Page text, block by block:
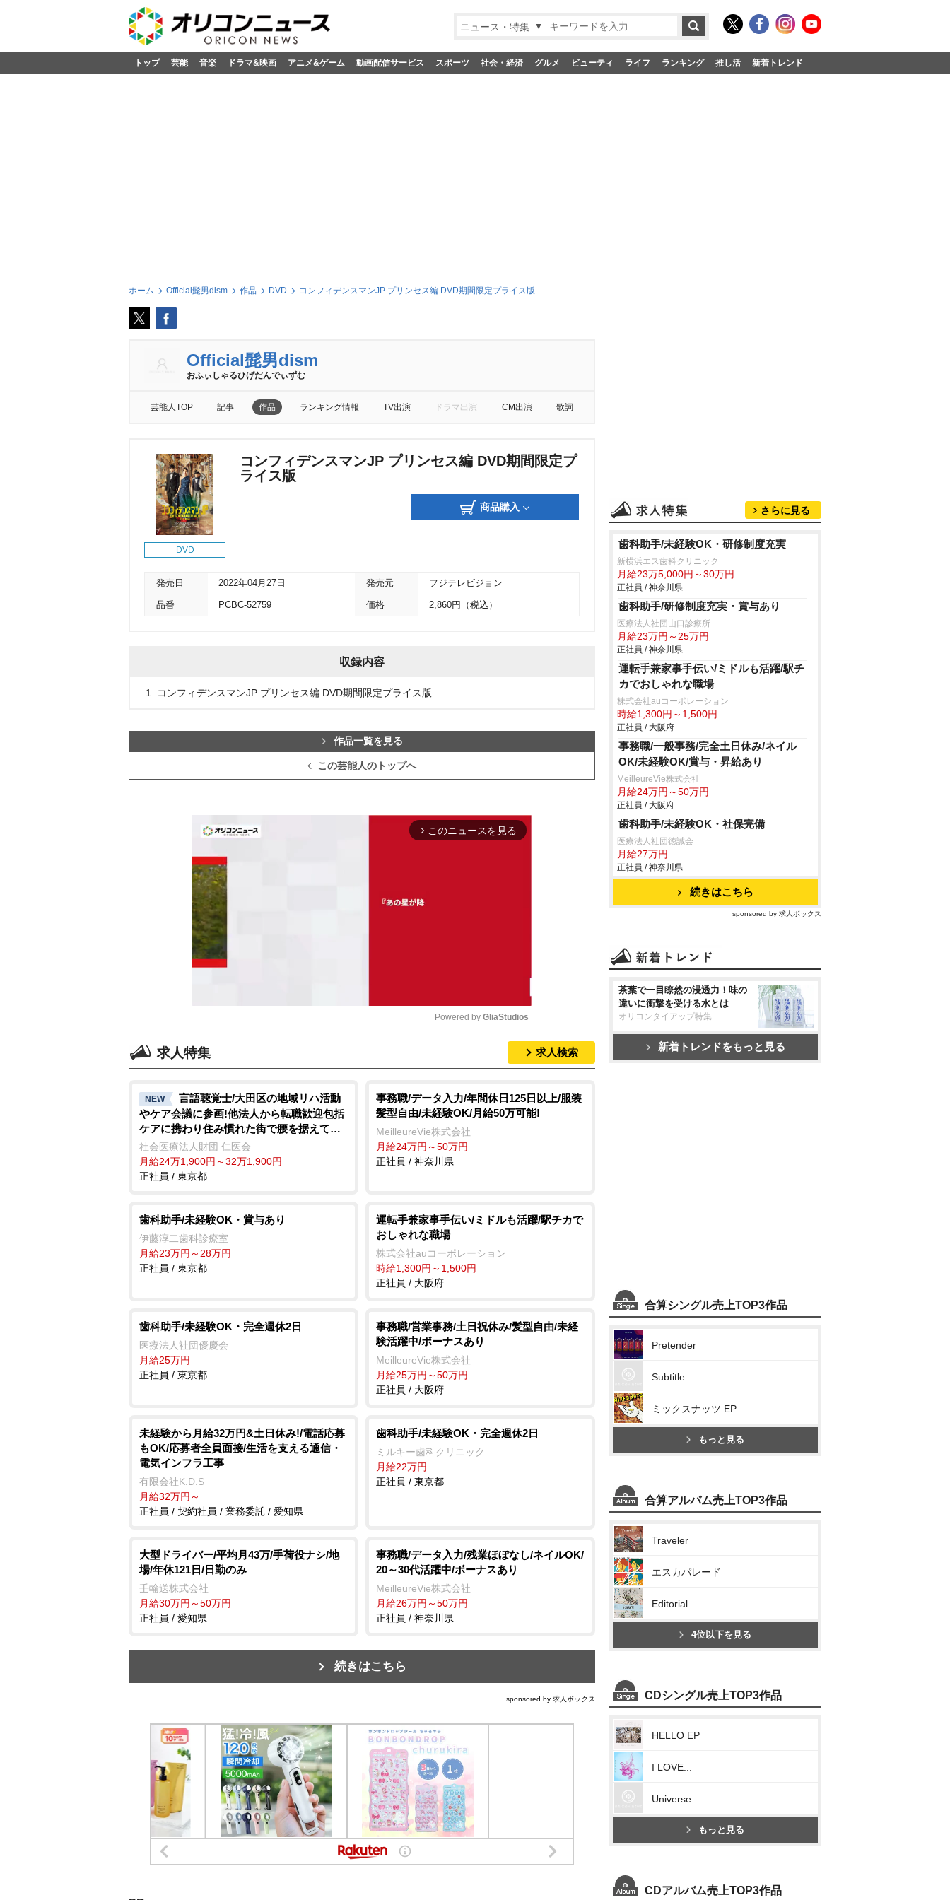
ニュース・特集
トップ 芸能 音楽 ドラマ&映画 アニメ&ゲーム 動画配信サービス スポーツ 社会・経済 グルメ ビューティ ライフ ランキング 推し活 新着トレンド
ホーム Official髭男dism 作品 DVD コンフィデンスマンJP プリンセス編 DVD期間限定プライス版
Official髭男dism
おふぃしゃるひげだんでぃずむ
芸能人TOP 記事 作品 ランキング情報 TV出演 ドラマ出演 CM出演 歌詞
DVD
コンフィデンスマンJP プリンセス編 DVD期間限定プ
ライス版
商品購入
発売日 2022年04月27日 発売元 フジテレビジョン
品番 PCBC-52759 価格 2,860円（税込）
収録内容
1. コンフィデンスマンJP プリンセス編 DVD期間限定プライス版
作品一覧を見る
この芸能人のトップへ
arrow_forward_ios このニュースを見る
t
e
Powered by GliaStudios
求人特集 求人検索
NEW
言語聴覚士/大田区の地域リハ活動
ケア会議に参画!他法人から転職歓迎包括
ケアに携わり住み慣れた街で腰を据えて働
く
社会医療法人財団 仁医会
月給24万1,900円～32万1,900円
正社員 / 東京都
事務職/データ入力/年間休日125日以上/服装
髪型自由/未経験OK/月給50万可能!
MeilleureVie株式会社
月給24万円～50万円
正社員 / 神奈川県
歯科助手/未経験OK・賞与あり
伊藤淳二歯科診療室
月給23万円～28万円
正社員 / 東京都
運転手兼家事手伝い/ミドルも活躍/駅チカで
おしゃれな職場
株式会社auコーポレーション
時給1,300円～1,500円
正社員 / 大阪府
歯科助手/未経験OK・完全週休2日
医療法人社団優慶会
月給25万円
正社員 / 東京都
事務職/営業事務/土日祝休み/髪型自由/未経
験活躍中/ボーナスあり
MeilleureVie株式会社
月給25万円～50万円
正社員 / 大阪府
未経験から月給32万円&土日休み!/電話応募
もOK/応募者全員面接/生活を支える通信・
電気インフラ工事
有限会社K.D.S
月給32万円～
正社員 / 契約社員 / 業務委託 / 愛知県
歯科助手/未経験OK・完全週休2日
ミルキー歯科クリニック
月給22万円
正社員 / 東京都
大型ドライバー/平均月43万/手荷役ナシ/地
場/年休121日/日勤のみ
壬輸送株式会社
月給30万円～50万円
正社員 / 愛知県
事務職/データ入力/残業ほぼなし/ネイルOK/
20～30代活躍中/ボーナスあり
MeilleureVie株式会社
月給26万円～50万円
正社員 / 神奈川県
続きはこちら
sponsored by 求人ボックス
さらに見る
歯科助手/未経験OK・研修制度充実
新横浜エス歯科クリニック
月給23万5,000円～30万円
正社員 / 神奈川県
歯科助手/研修制度充実・賞与あり
医療法人社団山口診療所
月給23万円～25万円
正社員 / 神奈川県
運転手兼家事手伝い/ミドルも活躍/駅チ
カでおしゃれな職場
株式会社auコーポレーション
時給1,300円～1,500円
正社員 / 大阪府
事務職/一般事務/完全土日休み/ネイル
OK/未経験OK/賞与・昇給あり
MeilleureVie株式会社
月給24万円～50万円
正社員 / 大阪府
歯科助手/未経験OK・社保完備
医療法人社団徳誠会
月給27万円
正社員 / 神奈川県
続きはこちら
sponsored by 求人ボックス
茶葉で一目瞭然の浸透力！味の
違いに衝撃を受ける水とは
オリコンタイアップ特集
新着トレンドをもっと見る
合算シングル売上TOP3作品
Pretender
Subtitle
ミックスナッツ EP
もっと見る
合算アルバム売上TOP3作品
Traveler
エスカパレード
Editorial
4位以下を見る
CDシングル売上TOP3作品
HELLO EP
I LOVE...
Universe
もっと見る
CDアルバム売上TOP3作品